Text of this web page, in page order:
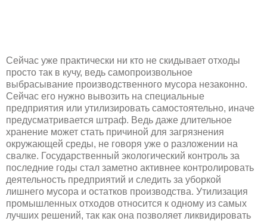
Сейчас уже практически ни кто не скидывает отходы
просто так в кучу, ведь самопроизвольное
выбрасывание производственного мусора незаконно.
Сейчас его нужно вывозить на специальные
предприятия или утилизировать самостоятельно, иначе
предусматривается штраф. Ведь даже длительное
хранение может стать причиной для загрязнения
окружающей среды, не говоря уже о разложении на
свалке. Государственный экологический контроль за
последние годы стал заметно активнее контролировать
деятельность предприятий и следить за уборкой
лишнего мусора и остатков производства. Утилизация
промышленных отходов относится к одному из самых
лучших решений, так как она позволяет ликвидировать